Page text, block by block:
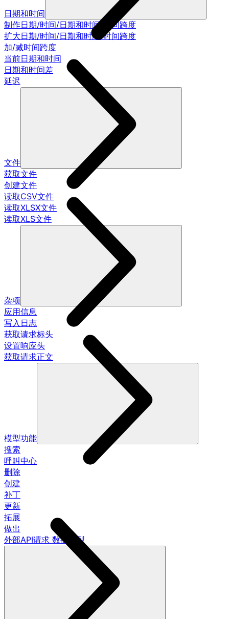
日期和时间
制作日期/时间/日期和时间/时间跨度
扩大日期/时间/日期和时间/时间跨度
加/减时间跨度
当前日期和时间
日期和时间差
延迟
文件
获取文件
创建文件
读取CSV文件
读取XLSX文件
读取XLS文件
杂项
应用信息
写入日志
获取请求标头
设置响应头
获取请求正文
模型功能
搜索
呼叫中心
删除
创建
补丁
更新
拓展
做出
外部API请求 数据模型